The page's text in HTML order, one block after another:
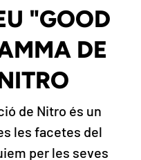
"GOOD
DE
de Nitro és un
les facetes del
per les seves